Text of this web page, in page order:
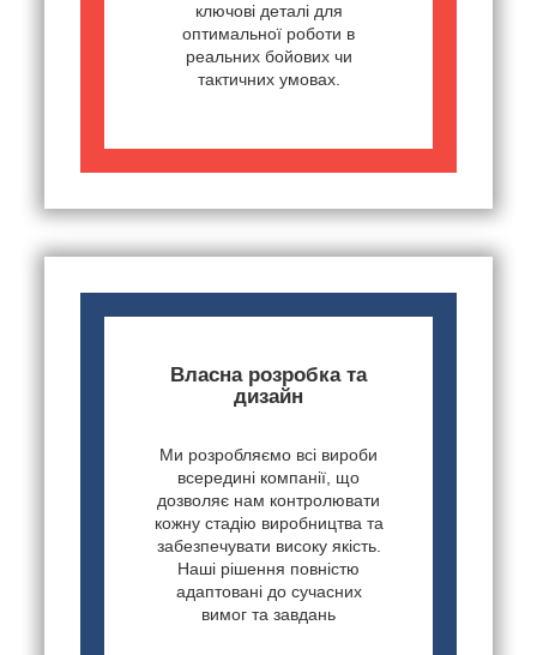
ключові деталі для
оптимальної роботи в
реальних бойових чи
тактичних умовах.
Власна розробка та
дизайн
Ми розробляємо всі вироби
всередині компанії, що
дозволяє нам контролювати
кожну стадію виробництва та
забезпечувати високу якість.
Наші рішення повністю
адаптовані до сучасних
вимог та завдань